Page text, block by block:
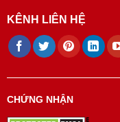
KÊNH LIÊN HỆ
CHỨNG NHẬN